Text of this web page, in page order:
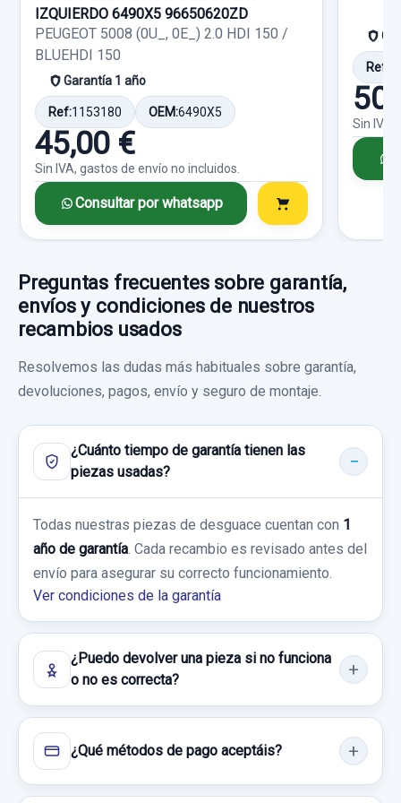
PEUGEOT BIPPER BÁSICO
Garantía 1 año
Ref: 754994
50,00 €
Sin IVA, gastos de envío no incluidos.
CONDENSADOR / RADIADOR AIRE
ACONDICIONADO 55700406
CONDENSADOR / RADIADOR AIRE... usado.
PEUGEOT BIPPER BÁSICO
Garantía 1 año
Ref:755029 OEM:55700406
Sin IVA, gastos de envío no incluidos.
PRETENSOR AIRBAG DERECHO 7354891580E
PRETENSOR AIRBAG DERECHO... usado.
PEUGEOT BIPPER BÁSICO
Garantía 1 año
39,66 €
Sin IVA, gastos de envío no incluidos.
Consultar por whatsapp
CULATIN
CULATIN usado.
PEUGEOT BIPPER BÁSICO
Garantía 1 año
90,00 €
Sin IVA, gastos de envío no incluidos.
Consultar por whatsapp
Sin IVA, gastos de envío no incluidos.
Consultar por whatsapp
BRAZO SUSPENSION INFERIOR DELANTERO
IZQUIERDO
DELANTERO... usado.
PEUGEOT BIPPER BÁSICO
Garantía 1 año
35,00 €
Sin IVA, gastos de envío no incluidos.
IZQUIERDO 6490X5 96650620ZD
PEUGEOT 5008 (0U_, 0E_) 2.0 HDI 150 /
BLUEHDI 150
Garantía 1 año
Ref:1153180 OEM:6490X5
45,00 €
Sin IVA, gastos de envío no incluidos.
Consultar por whatsapp
Ref:
Sin IVA,
Preguntas frecuentes sobre garantía,
envíos y condiciones de nuestros
recambios usados
Resolvemos las dudas más habituales sobre garantía,
devoluciones, pagos, envío y seguro de montaje.
¿Cuánto tiempo de garantía tienen las
piezas usadas?
Todas nuestras piezas de desguace cuentan con 1
año de garantía . Cada recambio es revisado antes del
envío para asegurar su correcto funcionamiento.
Ver condiciones de la garantía
¿Puedo devolver una pieza si no funciona
o no es correcta?
¿Qué métodos de pago aceptáis?